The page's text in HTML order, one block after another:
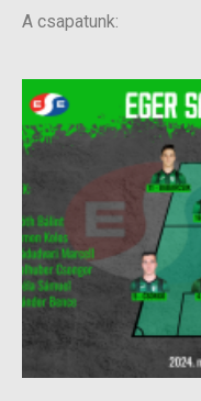
A csapatunk: